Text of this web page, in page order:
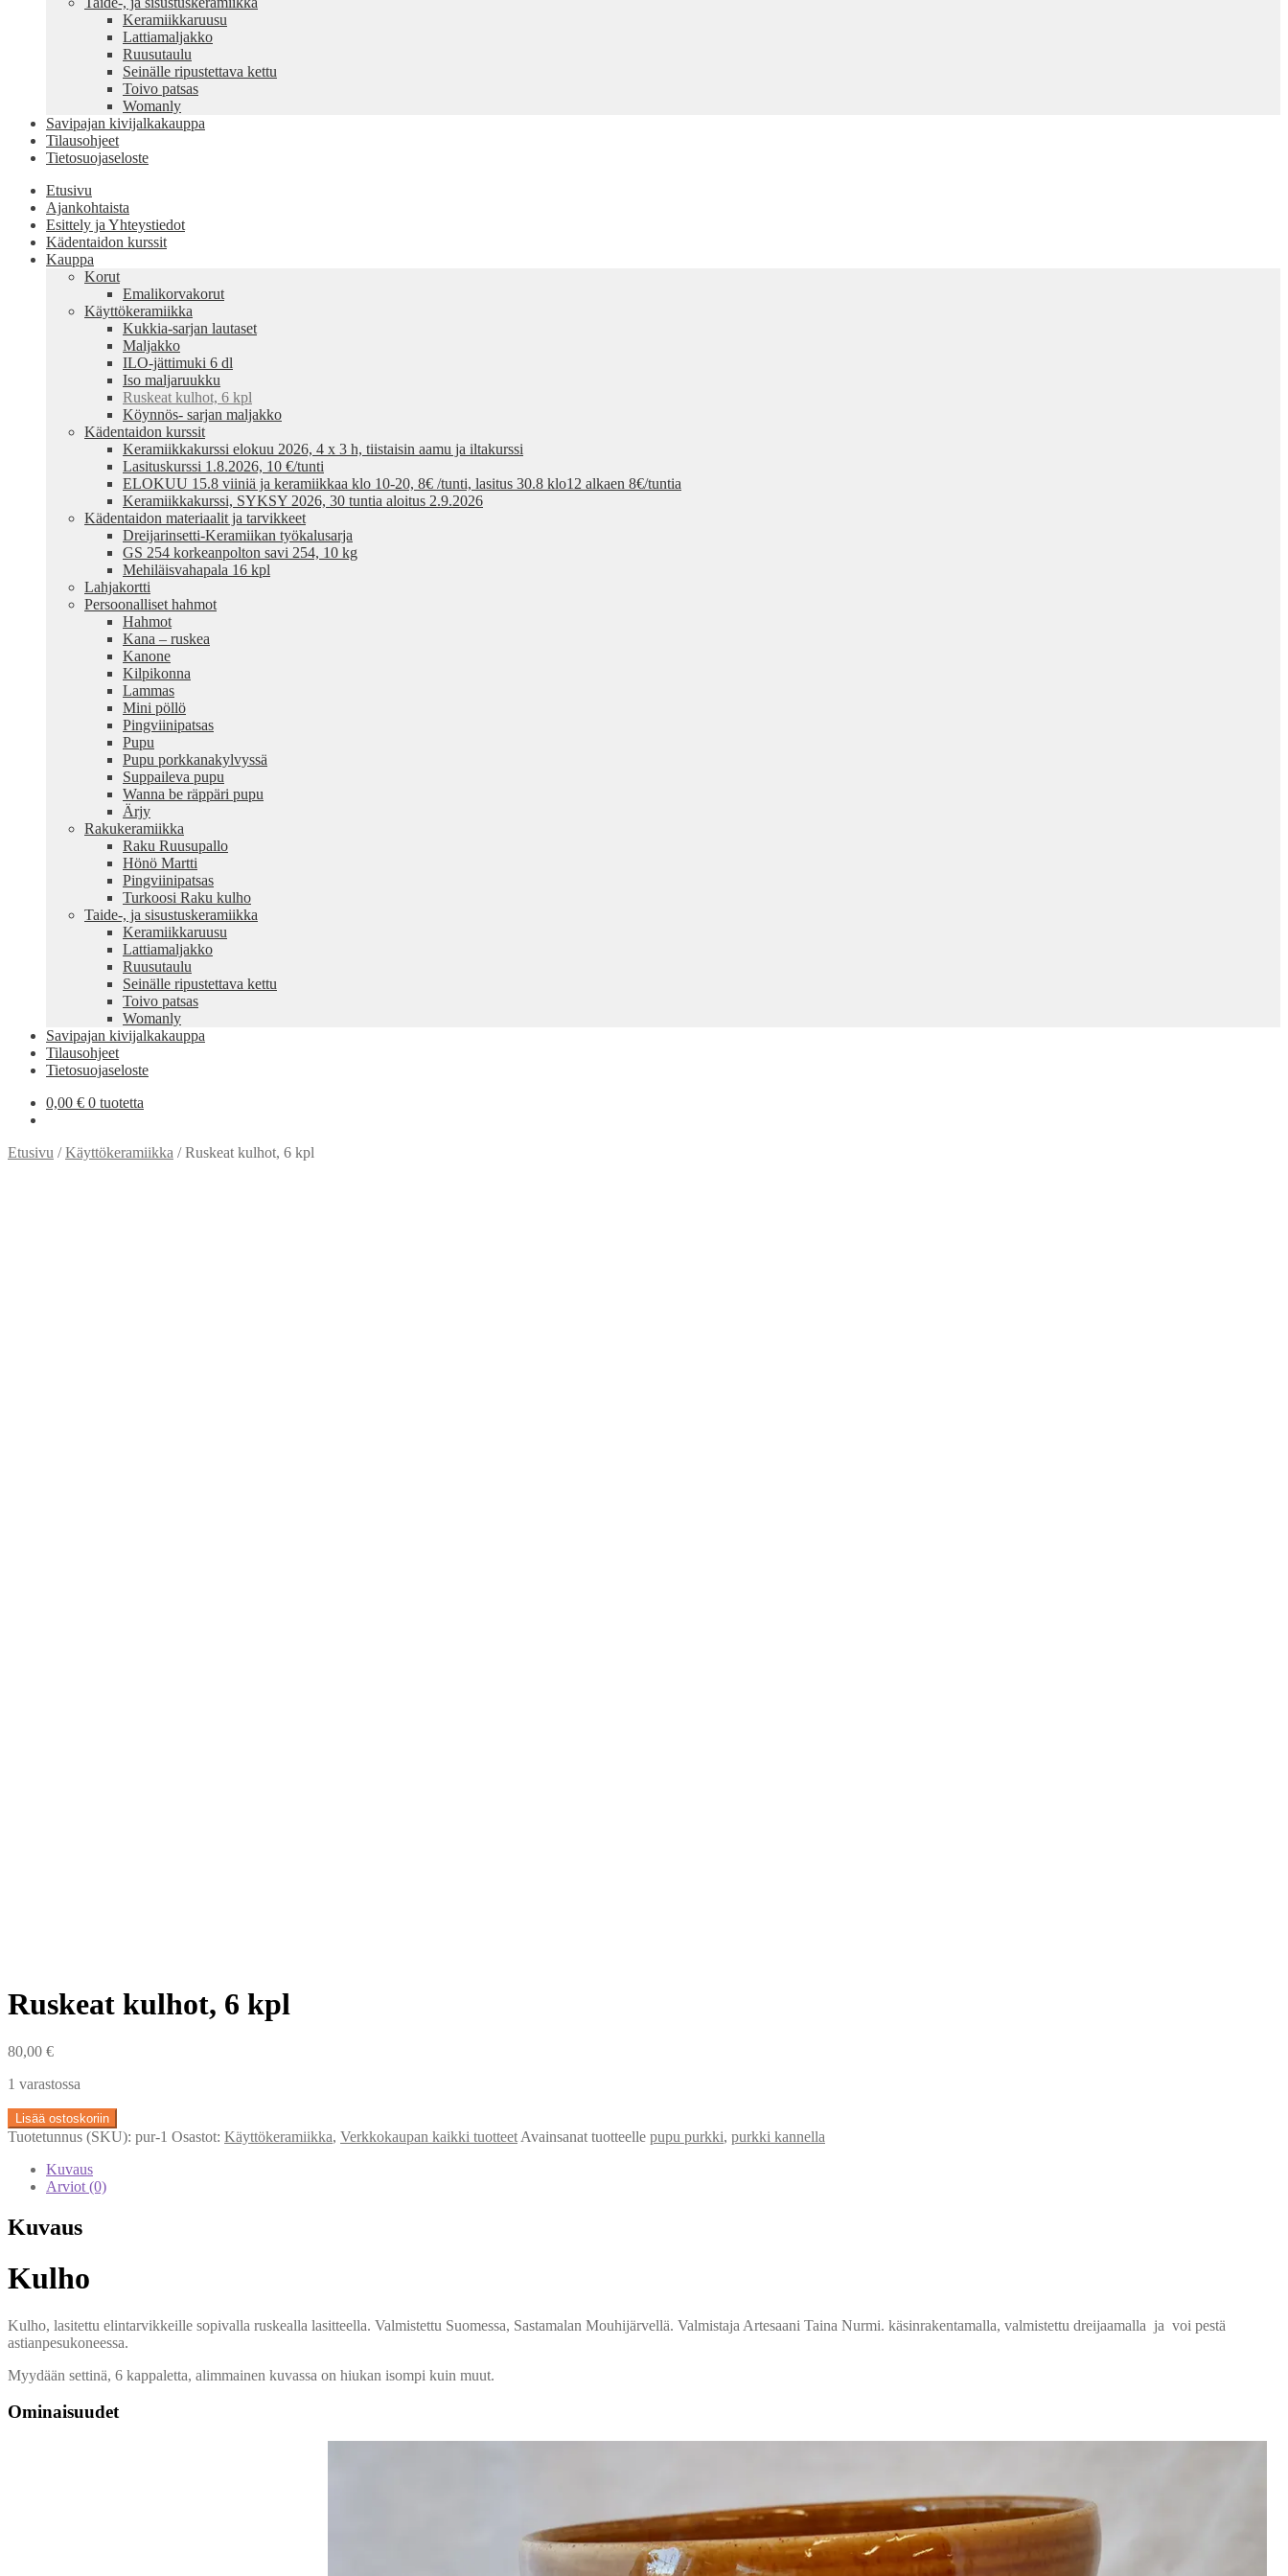
Keramiikkaruusu
Lattiamaljakko
Ruusutaulu
Seinälle ripustettava kettu
Toivo patsas
Womanly
Savipajan kivijalkakauppa
Tilausohjeet
Tietosuojaseloste
Etusivu
Ajankohtaista
Esittely ja Yhteystiedot
Kädentaidon kurssit
Kauppa
Korut
Emalikorvakorut
Käyttökeramiikka
Kukkia-sarjan lautaset
Maljakko
ILO-jättimuki 6 dl
Iso maljaruukku
Ruskeat kulhot, 6 kpl
Köynnös- sarjan maljakko
Kädentaidon kurssit
Keramiikkakurssi elokuu 2026, 4 x 3 h, tiistaisin aamu ja iltakurssi
Lasituskurssi 1.8.2026, 10 €/tunti
ELOKUU 15.8 viiniä ja keramiikkaa klo 10-20, 8€ /tunti, lasitus 30.8 klo12 alkaen 8€/tuntia
Keramiikkakurssi, SYKSY 2026, 30 tuntia aloitus 2.9.2026
Kädentaidon materiaalit ja tarvikkeet
Dreijarinsetti-Keramiikan työkalusarja
GS 254 korkeanpolton savi 254, 10 kg
Mehiläisvahapala 16 kpl
Lahjakortti
Persoonalliset hahmot
Hahmot
Kana – ruskea
Kanone
Kilpikonna
Lammas
Mini pöllö
Pingviinipatsas
Pupu
Pupu porkkanakylvyssä
Suppaileva pupu
Wanna be räppäri pupu
Ärjy
Rakukeramiikka
Raku Ruusupallo
Hönö Martti
Pingviinipatsas
Turkoosi Raku kulho
Taide-, ja sisustuskeramiikka
Keramiikkaruusu
Lattiamaljakko
Ruusutaulu
Seinälle ripustettava kettu
Toivo patsas
Womanly
Savipajan kivijalkakauppa
Tilausohjeet
Tietosuojaseloste
0,00 € 0 tuotetta
Etusivu /Käyttökeramiikka /Ruskeat kulhot, 6 kpl
Ruskeat kulhot, 6 kpl
80,00 €
1 varastossa
Ruskeat
kulhot,
määrä
Lisää ostoskoriin
Tuotetunnus (SKU): pur-1 Osastot: Käyttökeramiikka, Verkkokaupan kaikki tuotteet Avainsanat tuotteelle pupu purkki, purkki kannella
Kuvaus
Arviot (0)
Kuvaus
Kulho
Kulho, lasitettu elintarvikkeille sopivalla ruskealla lasitteella. Valmistettu Suomessa, Sastamalan Mouhijärvellä. Valmistaja Artesaani Taina Nurmi. käsinrakentamalla, valmistettu dreijaamalla ja voi pestä
astianpesukoneessa.
Myydään settinä, 6 kappaletta, alimmainen kuvassa on hiukan isompi kuin muut.
Ominaisuudet